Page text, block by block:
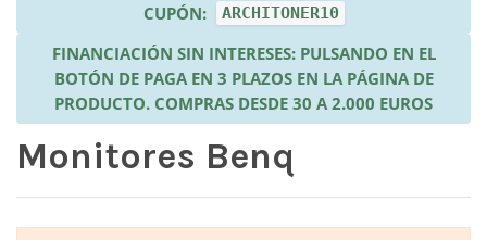
CUPÓN:
ARCHITONER10
FINANCIACIÓN SIN INTERESES: PULSANDO EN EL
BOTÓN DE PAGA EN 3 PLAZOS EN LA PÁGINA DE
PRODUCTO. COMPRAS DESDE 30 A 2.000 EUROS
Monitores Benq